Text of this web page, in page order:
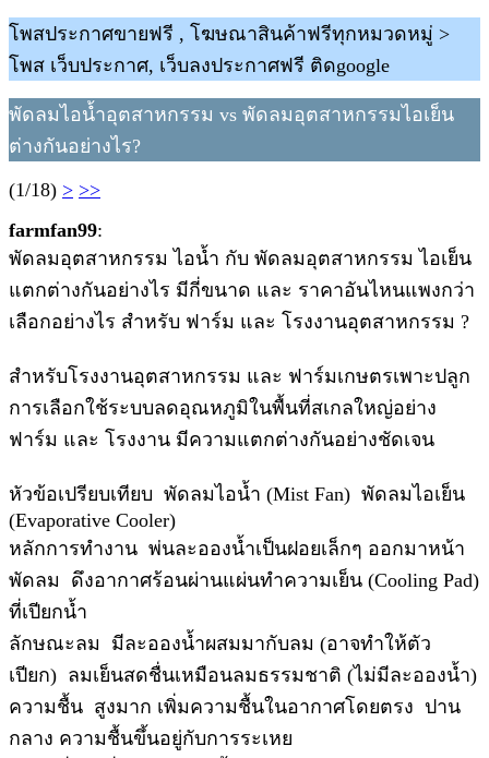
โพสประกาศขายฟรี , โฆษณาสินค้าฟรีทุกหมวดหมู่ >
โพส เว็บประกาศ, เว็บลงประกาศฟรี ติดgoogle
พัดลมไอน้ำอุตสาหกรรม vs พัดลมอุตสาหกรรมไอเย็น
ต่างกันอย่างไร?
(1/18) > >>
farmfan99:
พัดลมอุตสาหกรรม ไอน้ำ กับ พัดลมอุตสาหกรรม ไอเย็น
แตกต่างกันอย่างไร มีกี่ขนาด และ ราคาอันไหนแพงกว่า
เลือกอย่างไร สำหรับ ฟาร์ม และ โรงงานอุตสาหกรรม ?
สำหรับโรงงานอุตสาหกรรม และ ฟาร์มเกษตรเพาะปลูก
การเลือกใช้ระบบลดอุณหภูมิในพื้นที่สเกลใหญ่อย่าง
ฟาร์ม และ โรงงาน มีความแตกต่างกันอย่างชัดเจน
หัวข้อเปรียบเทียบ พัดลมไอน้ำ (Mist Fan) พัดลมไอเย็น
(Evaporative Cooler)
หลักการทำงาน พ่นละอองน้ำเป็นฝอยเล็กๆ ออกมาหน้า
พัดลม ดึงอากาศร้อนผ่านแผ่นทำความเย็น (Cooling Pad)
ที่เปียกน้ำ
ลักษณะลม มีละอองน้ำผสมมากับลม (อาจทำให้ตัว
เปียก) ลมเย็นสดชื่นเหมือนลมธรรมชาติ (ไม่มีละอองน้ำ)
ความชื้น สูงมาก เพิ่มความชื้นในอากาศโดยตรง ปาน
กลาง ความชื้นขึ้นอยู่กับการระเหย